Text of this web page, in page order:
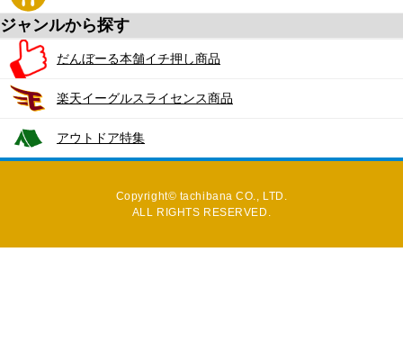
ジャンルから探す
だんぼーる本舗イチ押し商品
楽天イーグルスライセンス商品
アウトドア特集
Copyright© tachibana CO., LTD.
ALL RIGHTS RESERVED.